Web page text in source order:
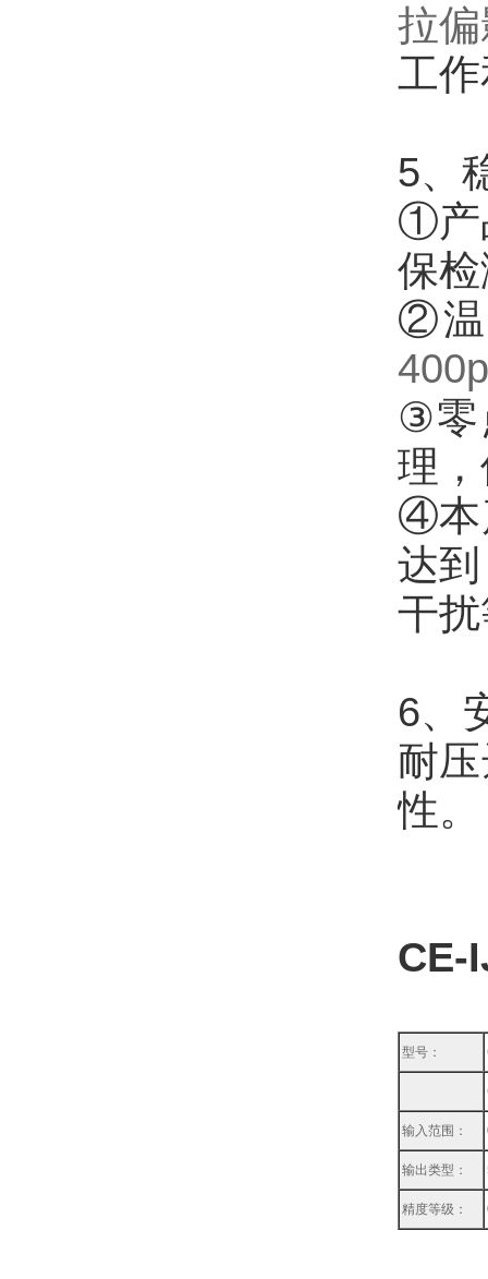
拉
工
5、
①产
保
②温
③零
理
④本
达
干
6、
耐
性。
CE-
型号：
输入范围：
输出类型：
精度等级：